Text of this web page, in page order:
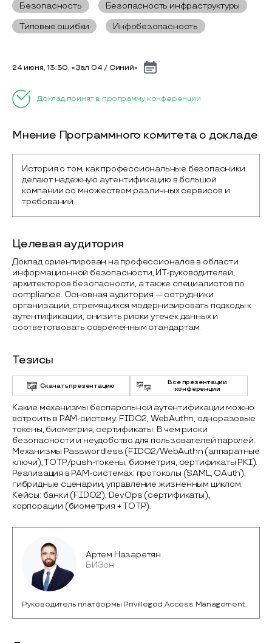
Безопасность
Безопасность инфраструктуры
Типовые ошибки
Инфобезопасность
24 июня, 13:30, «Зал 04 / Синий»
Доклад принят в программу конференции
Мнение Программного комитета о докладе
История о том, как профессиональные безопасники
делают надежную аутентификацию в большой
компании со множеством различных сервисов и
требований.
Целевая аудитория
Доклад ориентирован на профессионалов в области
информационной безопасности, ИТ-руководителей,
архитекторов безопасности, а также специалистов по
compliance. Основная аудитория — сотрудники
организаций, стремящихся модернизировать подходы к
аутентификации, снизить риски утечек данных и
соответствовать современным стандартам.
Тезисы
Скачать презентацию
Все презентации
конференции
Какие механизмы беспарольной аутентификации можно
встроить в PAM-систему: FIDO2, WebAuthn, одноразовые
токены, биометрия, сертификаты. В чем риски
безопасности и неудобство для пользователей паролей.
Механизмы Passwordless (FIDO2/WebAuthn (аппаратные
ключи), TOTP/push-токены, биометрия, сертификаты PKI).
Реализация в PAM-системах: протоколы (SAML, OAuth),
гибридные сценарии, управление жизненным циклом.
Кейсы: банки (FIDO2), DevOps (сертификаты),
корпорации (биометрия + TOTP).
Артем Назаретян
БИЗон
Руководитель платформы Privilleged Access Management.